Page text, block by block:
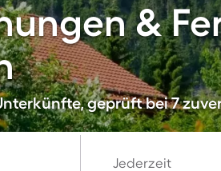
&
geprüft bei 7
Jederzeit